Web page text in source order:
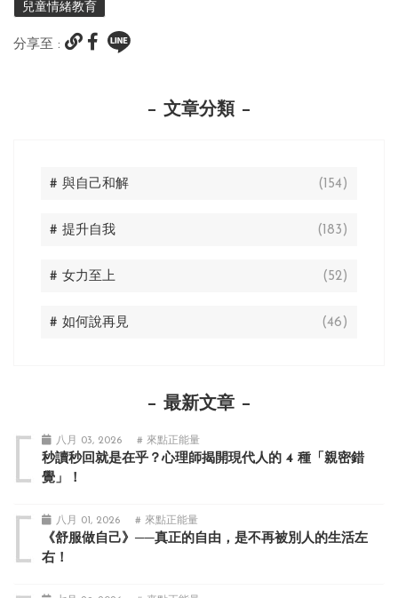
兒童情緒教育
分享至 :
文章分類
# 與自己和解 (154)
# 提升自我 (183)
# 女力至上 (52)
# 如何說再見 (46)
最新文章
八月 03, 2026 # 來點正能量
秒讀秒回就是在乎？心理師揭開現代人的 4 種「親密錯
覺」！
八月 01, 2026 # 來點正能量
《舒服做自己》──真正的自由，是不再被別人的生活左
右！